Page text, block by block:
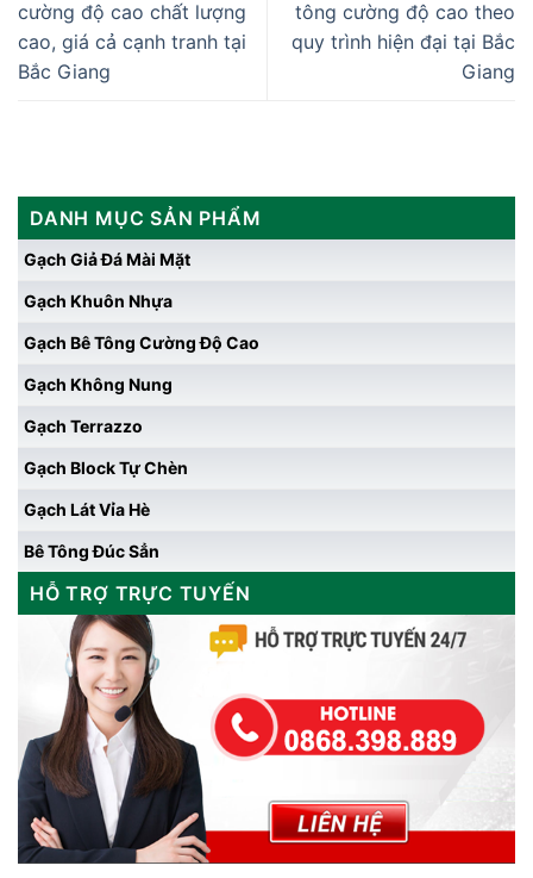
cường độ cao chất lượng
cao, giá cả cạnh tranh tại
Bắc Giang
tông cường độ cao theo
quy trình hiện đại tại Bắc
Giang
DANH MỤC SẢN PHẨM
Gạch Giả Đá Mài Mặt
Gạch Khuôn Nhựa
Gạch Bê Tông Cường Độ Cao
Gạch Không Nung
Gạch Terrazzo
Gạch Block Tự Chèn
Gạch Lát Vỉa Hè
Bê Tông Đúc Sẳn
HỖ TRỢ TRỰC TUYẾN